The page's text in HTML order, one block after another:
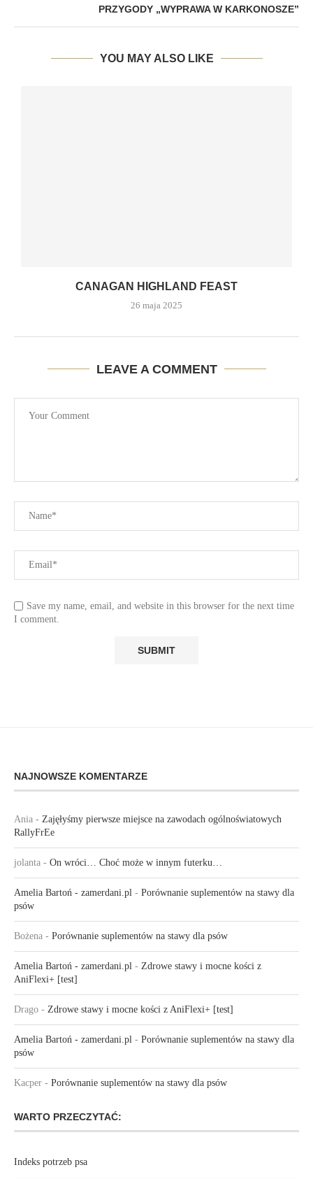
PRZYGODY „WYPRAWA W KARKONOSZE”
YOU MAY ALSO LIKE
CANAGAN HIGHLAND FEAST
26 maja 2025
LEAVE A COMMENT
Save my name, email, and website in this browser for the next time
I comment.
NAJNOWSZE KOMENTARZE
Ania - Zajęłyśmy pierwsze miejsce na zawodach ogólnoświatowych
RallyFrEe
jolanta - On wróci… Choć może w innym futerku…
Amelia Bartoń - zamerdani.pl - Porównanie suplementów na stawy dla
psów
Bożena - Porównanie suplementów na stawy dla psów
Amelia Bartoń - zamerdani.pl - Zdrowe stawy i mocne kości z
AniFlexi+ [test]
Drago - Zdrowe stawy i mocne kości z AniFlexi+ [test]
Amelia Bartoń - zamerdani.pl - Porównanie suplementów na stawy dla
psów
Kacper - Porównanie suplementów na stawy dla psów
WARTO PRZECZYTAĆ:
Indeks potrzeb psa